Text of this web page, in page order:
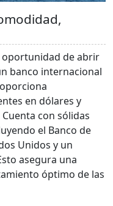
oportunidad de abrir
banco internacional
en dólares y
con sólidas
el Banco de
Unidos y un
asegura una
óptimo de las